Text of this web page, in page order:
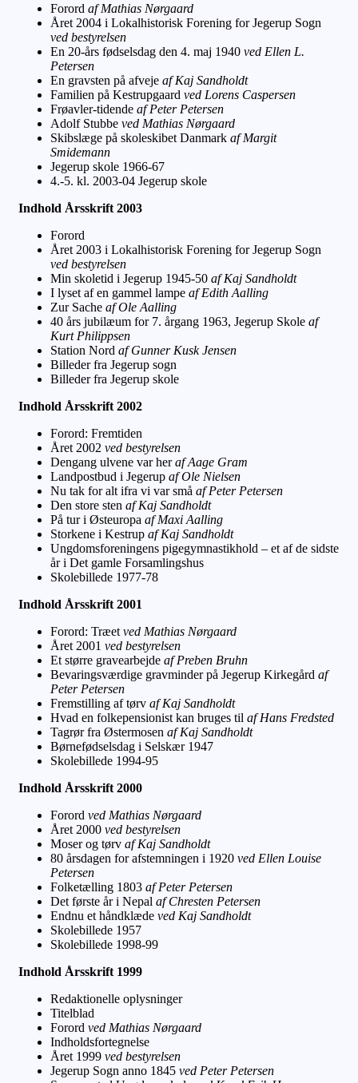
Forordaf Mathias Nørgaard
Året 2004 i Lokalhistorisk Forening for Jegerup Sogn
ved bestyrelsen
En 20-års fødselsdag den 4. maj 1940ved Ellen L.
Petersen
En gravsten på afveje af Kaj Sandholdt
Familien på Kestrupgaardved Lorens Caspersen
Frøavler-tidendeaf Peter Petersen
Adolf Stubbeved Mathias Nørgaard
Skibslæge på skoleskibet Danmarkaf Margit
Smidemann
Jegerup skole 1966-67
4.-5. kl. 2003-04 Jegerup skole
Indhold Årsskrift 2003
Forord
Året 2003 i Lokalhistorisk Forening for Jegerup Sogn
ved bestyrelsen
Min skoletid i Jegerup 1945-50af Kaj Sandholdt
I lyset af en gammel lampeaf Edith Aalling
Zur Sacheaf Ole Aalling
40 års jubilæum for 7. årgang 1963, Jegerup Skoleaf
Kurt Philippsen
Station Nordaf Gunner Kusk Jensen
Billeder fra Jegerup sogn
Billeder fra Jegerup skole
Indhold Årsskrift 2002
Forord: Fremtiden
Året 2002ved bestyrelsen
Dengang ulvene var heraf Aage Gram
Landpostbud i Jegerupaf Ole Nielsen
Nu tak for alt ifra vi var småaf Peter Petersen
Den store stenaf Kaj Sandholdt
På tur i Østeuropaaf Maxi Aalling
Storkene i Kestrupaf Kaj Sandholdt
Ungdomsforeningens pigegymnastikhold – et af de sidste
år i Det gamle Forsamlingshus
Skolebillede 1977-78
Indhold Årsskrift 2001
Forord: Træetved Mathias Nørgaard
Året 2001ved bestyrelsen
Et større gravearbejdeaf Preben Bruhn
Bevaringsværdige gravminder på Jegerup Kirkegårdaf
Peter Petersen
Fremstilling af tørvaf Kaj Sandholdt
Hvad en folkepensionist kan bruges tilaf Hans Fredsted
Tagrør fra Østermosenaf Kaj Sandholdt
Børnefødselsdag i Selskær 1947
Skolebillede 1994-95
Indhold Årsskrift 2000
Forordved Mathias Nørgaard
Året 2000ved bestyrelsen
Moser og tørvaf Kaj Sandholdt
80 årsdagen for afstemningen i 1920ved Ellen Louise
Petersen
Folketælling 1803af Peter Petersen
Det første år i Nepalaf Chresten Petersen
Endnu et håndklædeved Kaj Sandholdt
Skolebillede 1957
Skolebillede 1998-99
Indhold Årsskrift 1999
Redaktionelle oplysninger
Titelblad
Forordved Mathias Nørgaard
Indholdsfortegnelse
Året 1999ved bestyrelsen
Jegerup Sogn anno 1845ved Peter Petersen